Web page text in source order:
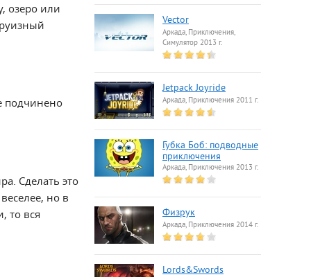
озеро или
подчинено
Сделать это
но в
то вся
Vector
Аркада, Приключения,
Симулятор 2013 г.
Jetpack Joyride
Аркада, Приключения 2011 г.
Губка Боб: подводные
приключения
Аркада, Приключения 2013 г.
Физрук
Аркада, Приключения 2014 г.
Lords&Swords